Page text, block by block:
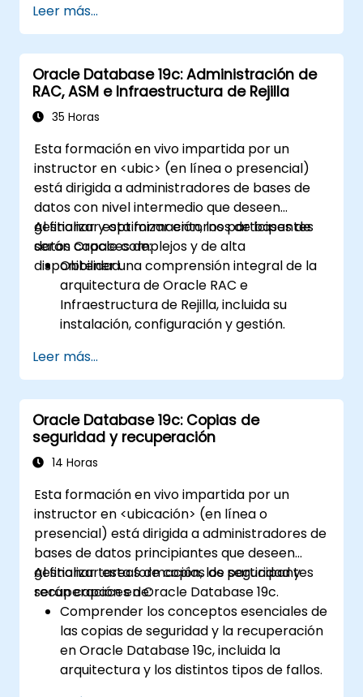
configuración y gestión de bases de datos
de respaldo físicas y lógicas, incluido Data
Guard broker.
Desarrollar habilidades prácticas en la
monitorización, resolución de problemas
y optimización de entornos de Data
Conocer características avanzadas
como Active Data Guard, Data Guard con
RAC y el aseguramiento de las
comunicaciones de Data Guard.
Aplicar las mejores prácticas para la
planificación de recuperación ante
desastres, garantizar la consistencia de
los datos y automatizar las operaciones
de Data Guard.
Leer más...
Oracle Database 19c: Administración de
RAC, ASM e Infraestructura de Rejilla
35 Horas
Esta formación en vivo impartida por un
instructor en <ubic> (en línea o presencial)
está dirigida a administradores de bases de
datos con nivel intermedio que deseen
gestionar y optimizar entornos de bases de
datos Oracle complejos y de alta
disponibilidad.
Al finalizar esta formación, los participantes
serán capaces de:
Obtener una comprensión integral de la
arquitectura de Oracle RAC e
Infraestructura de Rejilla, incluida su
instalación, configuración y gestión.
gestión de Gestión Automática del
Almacenamiento (ASM), incluida la
administración de grupos de discos,
optimización de instancias y copia de
seguridad/recuperación.
Aprender técnicas avanzadas de ajuste
de recuperación ante desastres y
mejores prácticas para alta
disponibilidad.
Adquirir habilidades de resolución de
problemas y diagnóstico para abordar
incidencias en entornos de RAC e
Infraestructura de Rejilla.
Comprender el proceso de aplicación de
parches y actualización de Oracle RAC e
Infraestructura de Rejilla minimizando los
Leer más...
Oracle Database 19c: Copias de
seguridad y recuperación
14 Horas
Esta formación en vivo impartida por un
instructor en <ubicación> (en línea o
presencial) está dirigida a administradores de
bases de datos principiantes que deseen
gestionar tareas de copias de seguridad y
recuperación en Oracle Database 19c.
Al finalizar esta formación, los participantes
serán capaces de:
Comprender los conceptos esenciales de
las copias de seguridad y la recuperación
en Oracle Database 19c, incluida la
arquitectura y los distintos tipos de fallos.